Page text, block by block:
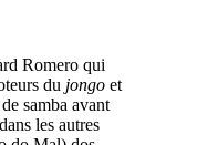
Romero qui
du jongo et
de samba avant
les autres